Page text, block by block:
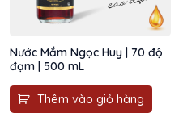
Nước Mắm Ngọc Huy | 70 độ
đạm | 500 mL
Thêm vào giỏ hàng